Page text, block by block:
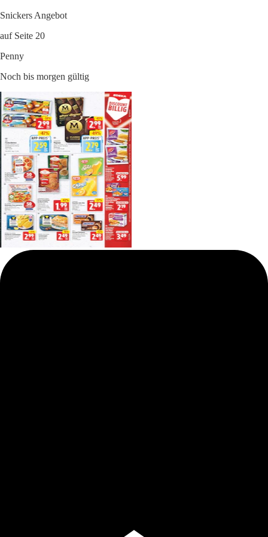
Snickers Angebot
auf Seite 20
Penny
Noch bis morgen gültig